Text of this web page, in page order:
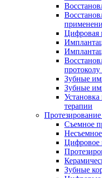
Цифровая
Зубные
Зубные
терапии
Протезирование
Съемное
Цифровое
Зубные